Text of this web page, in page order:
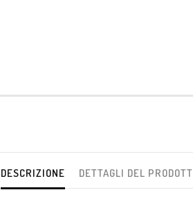
DESCRIZIONE DETTAGLI DEL